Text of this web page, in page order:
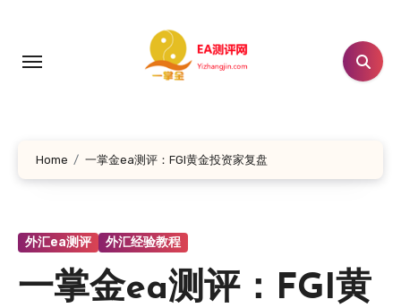
Home 一掌金ea测评：FGI黄金投资家复盘
外汇ea测评 外汇经验教程
一掌金ea测评：FGI黄